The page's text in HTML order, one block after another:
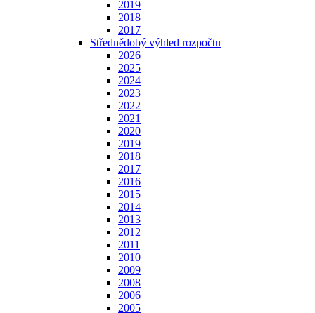
2019
2018
2017
Střednědobý výhled rozpočtu
2026
2025
2024
2023
2022
2021
2020
2019
2018
2017
2016
2015
2014
2013
2012
2011
2010
2009
2008
2006
2005